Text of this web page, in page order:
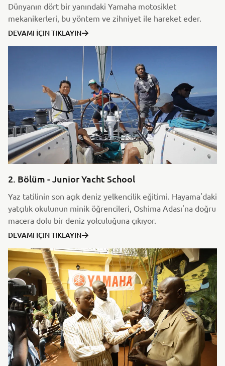
Dünyanın dört bir yanındaki Yamaha motosiklet
mekanikerleri, bu yöntem ve zihniyet ile hareket eder.
DEVAMI İÇIN TIKLAYIN
2. Bölüm - Junior Yacht School
Yaz tatilinin son açık deniz yelkencilik eğitimi. Hayama'daki
yatçılık okulunun minik öğrencileri, Oshima Adası'na doğru
macera dolu bir deniz yolculuğuna çıkıyor.
DEVAMI İÇIN TIKLAYIN